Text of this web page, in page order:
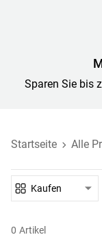
Sparen Sie bis
Startseite Alle
0 Artikel
Kaufen